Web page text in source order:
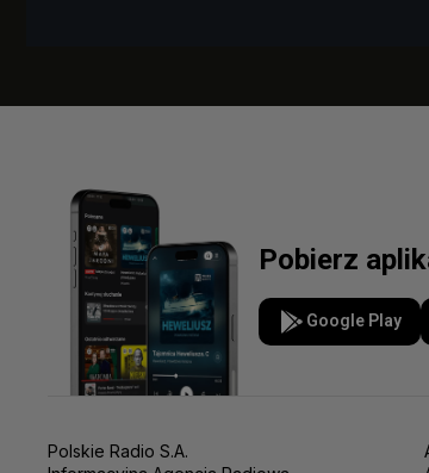
Pobierz
Google Play
Polskie Radio S.A.